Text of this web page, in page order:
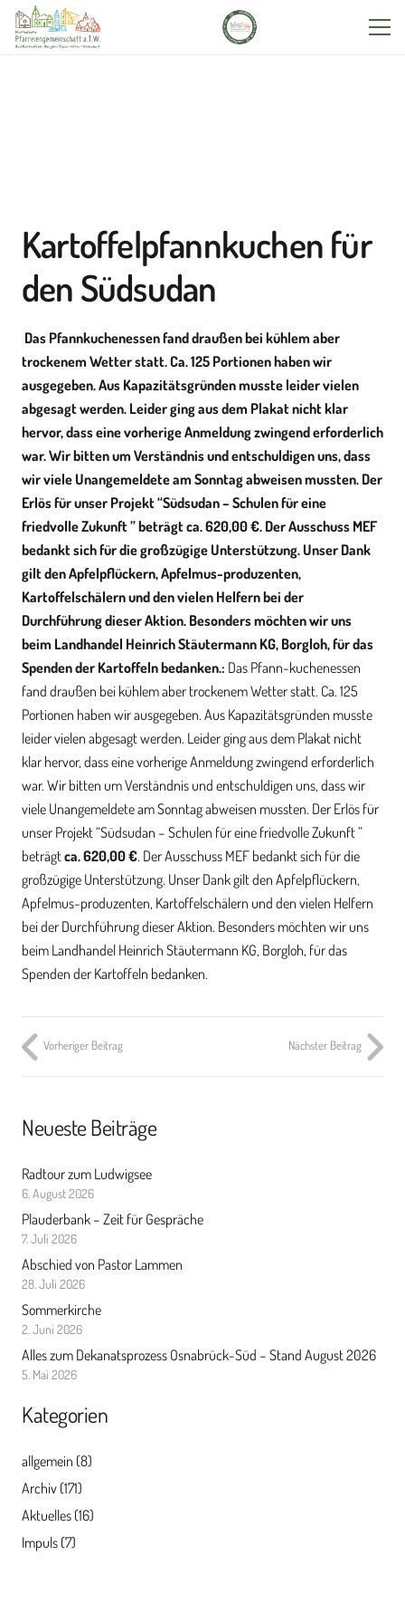
Kartoffelpfannkuchen für
den Südsudan
Das Pfannkuchenessen fand draußen bei kühlem aber
trockenem Wetter statt. Ca. 125 Portionen haben wir
ausgegeben. Aus Kapazitätsgründen musste leider vielen
abgesagt werden. Leider ging aus dem Plakat nicht klar
hervor, dass eine vorherige Anmeldung zwingend erforderlich
war. Wir bitten um Verständnis und entschuldigen uns, dass
wir viele Unangemeldete am Sonntag abweisen mussten. Der
Erlös für unser Projekt “Südsudan – Schulen für eine
friedvolle Zukunft ” beträgt ca. 620,00 €. Der Ausschuss MEF
bedankt sich für die großzügige Unterstützung. Unser Dank
gilt den Apfelpflückern, Apfelmus-produzenten,
Kartoffelschälern und den vielen Helfern bei der
Durchführung dieser Aktion. Besonders möchten wir uns
beim Landhandel Heinrich Stäutermann KG, Borgloh, für das
Spenden der Kartoffeln bedanken.: Das Pfann-kuchenessen
fand draußen bei kühlem aber trockenem Wetter statt. Ca. 125
Portionen haben wir ausgegeben. Aus Kapazitätsgründen musste
leider vielen abgesagt werden. Leider ging aus dem Plakat nicht
klar hervor, dass eine vorherige Anmeldung zwingend erforderlich
war. Wir bitten um Verständnis und entschuldigen uns, dass wir
viele Unangemeldete am Sonntag abweisen mussten. Der Erlös für
unser Projekt “Südsudan – Schulen für eine friedvolle Zukunft ”
beträgtca. 620,00 €. Der Ausschuss MEF bedankt sich für die
großzügige Unterstützung. Unser Dank gilt den Apfelpflückern,
Apfelmus-produzenten, Kartoffelschälern und den vielen Helfern
bei der Durchführung dieser Aktion. Besonders möchten wir uns
beim Landhandel Heinrich Stäutermann KG, Borgloh, für das
Spenden der Kartoffeln bedanken.
Vorheriger Beitrag Nächster Beitrag
Neueste Beiträge
Radtour zum Ludwigsee
6. August 2026
Plauderbank – Zeit für Gespräche
7. Juli 2026
Abschied von Pastor Lammen
28. Juli 2026
Sommerkirche
2. Juni 2026
Alles zum Dekanatsprozess Osnabrück-Süd – Stand August 2026
5. Mai 2026
Kategorien
allgemein (8)
Archiv (171)
Aktuelles (16)
Impuls (7)